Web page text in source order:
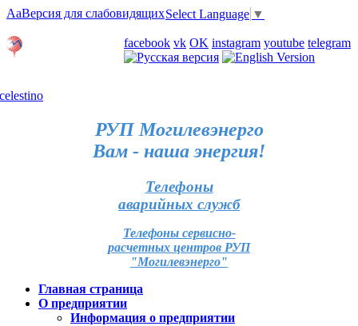
AaВерсия для слабовидящихSelect Language ▼
facebook vk OK instagram youtube telegram
РУП Могилевэнерго
Вам - наша энергия!
Телефоны
аварийных служб
Телефоны сервисно-
расчетных центров РУП
"Могилевэнерго"
Главная страница
О предприятии
Информация о предприятии